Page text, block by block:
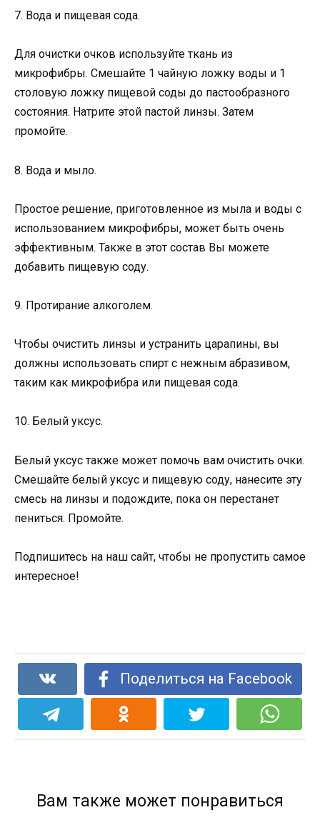
7. Вода и пищевая сода.
Для очистки очков используйте ткань из
микрофибры. Смешайте 1 чайную ложку воды и 1
столовую ложку пищевой соды до пастообразного
состояния. Натрите этой пастой линзы. Затем
промойте.
8. Вода и мыло.
Простое решение, приготовленное из мыла и воды с
использованием микрофибры, может быть очень
эффективным. Также в этот состав Вы можете
добавить пищевую соду.
9. Протирание алкоголем.
Чтобы очистить линзы и устранить царапины, вы
должны использовать спирт с нежным абразивом,
таким как микрофибра или пищевая сода.
10. Белый уксус.
Белый уксус также может помочь вам очистить очки.
Смешайте белый уксус и пищевую соду, нанесите эту
смесь на линзы и подождите, пока он перестанет
пениться. Промойте.
Подпишитесь на наш сайт, чтобы не пропустить самое
интересное!
Поделиться на Facebook
Вам также может понравиться